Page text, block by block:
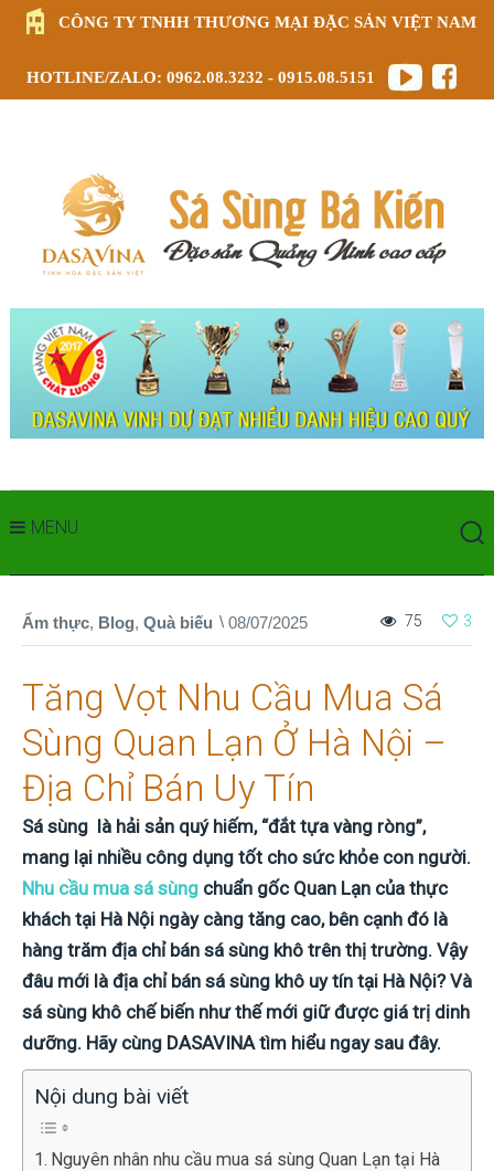
CÔNG TY TNHH THƯƠNG MẠI ĐẶC SẢN VIỆT NAM
HOTLINE/ZALO: 0962.08.3232 - 0915.08.5151
MENU
Ẩm thực, Blog, Quà biếu 08/07/2025 3
75
Tăng Vọt Nhu Cầu Mua Sá
Sùng Quan Lạn Ở Hà Nội –
Địa Chỉ Bán Uy Tín
Sá sùng là hải sản quý hiếm, “đắt tựa vàng ròng”,
mang lại nhiều công dụng tốt cho sức khỏe con người.
Nhu cầu mua sá sùng chuẩn gốc Quan Lạn của thực
khách tại Hà Nội ngày càng tăng cao, bên cạnh đó là
hàng trăm địa chỉ bán sá sùng khô trên thị trường. Vậy
đâu mới là địa chỉ bán sá sùng khô uy tín tại Hà Nội? Và
sá sùng khô chế biến như thế mới giữ được giá trị dinh
dưỡng. Hãy cùng DASAVINA tìm hiểu ngay sau đây.
Nội dung bài viết
Nguyên nhân nhu cầu mua sá sùng Quan Lạn tại Hà